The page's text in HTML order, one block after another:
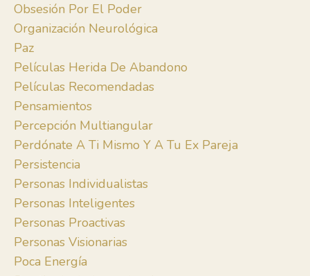
Obsesión Por El Poder
Organización Neurológica
Paz
Películas Herida De Abandono
Películas Recomendadas
Pensamientos
Percepción Multiangular
Perdónate A Ti Mismo Y A Tu Ex Pareja
Persistencia
Personas Individualistas
Personas Inteligentes
Personas Proactivas
Personas Visionarias
Poca Energía